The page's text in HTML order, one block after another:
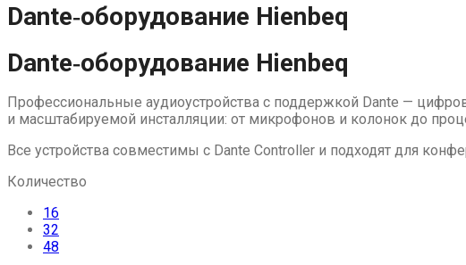
Dante‑оборудование Hienbeq
Dante‑оборудование Hienbeq
Профессиональные аудиоустройства с поддержкой Dante —
и масштабируемой инсталляции: от микрофонов и колонок до
Все устройства совместимы с Dante Controller и подходят для
Количество
16
32
48